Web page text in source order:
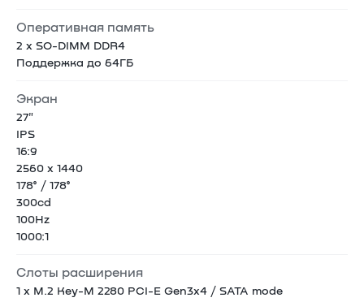
Оперативная память
2 x SO-DIMM DDR4
Поддержка до 64ГБ
Экран
27"
IPS
16:9
2560 х 1440
178° / 178°
300cd
100Hz
1000:1
Слоты расширения
1 x M.2 Key-M 2280 PCI-E Gen3x4 / SATA mode